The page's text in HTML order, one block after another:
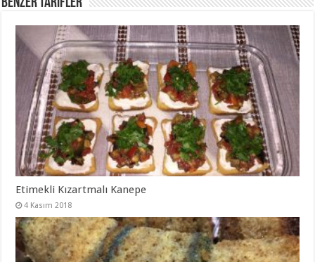
Etimekli Kızartmalı Kanepe
4 Kasım 2018